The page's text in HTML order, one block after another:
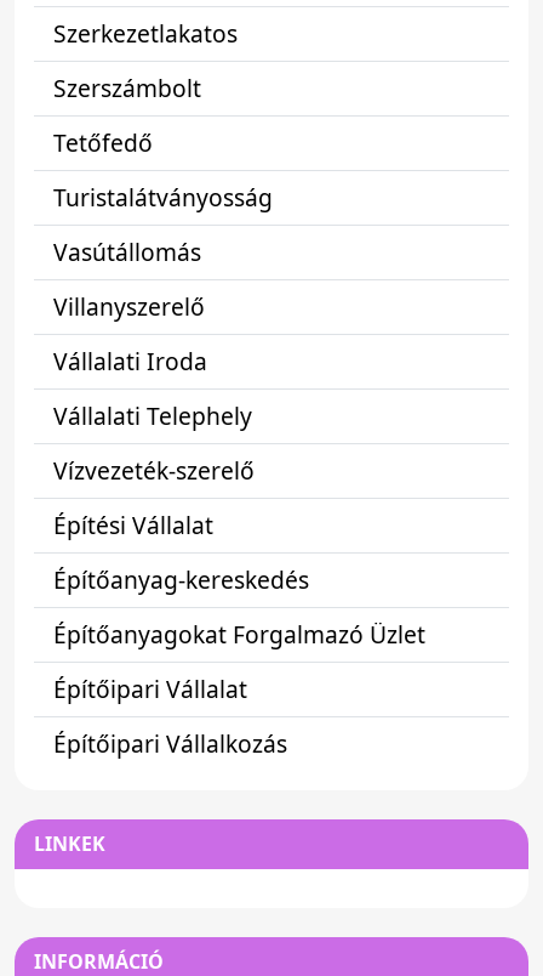
Szerkezetlakatos
Szerszámbolt
Tetőfedő
Turistalátványosság
Vasútállomás
Villanyszerelő
Vállalati Iroda
Vállalati Telephely
Vízvezeték-szerelő
Építési Vállalat
Építőanyag-kereskedés
Építőanyagokat Forgalmazó Üzlet
Építőipari Vállalat
Építőipari Vállalkozás
LINKEK
INFORMÁCIÓ